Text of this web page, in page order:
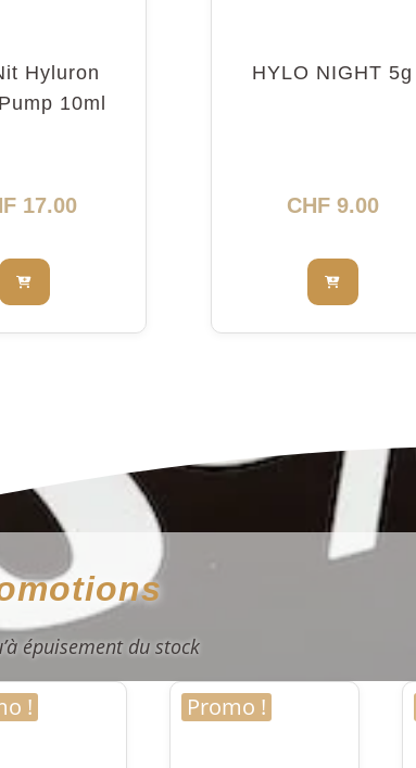
Hyluron
10ml
17.00
HYLO NIGHT 5g
CHF9.00
épuisement du stock
! Promo !